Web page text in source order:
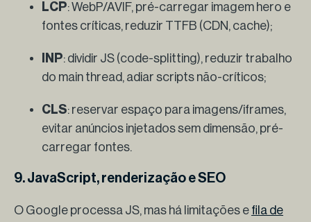
LCP: WebP/AVIF, pré-carregar imagem hero e
fontes críticas, reduzir TTFB (CDN, cache);
INP: dividir JS (code-splitting), reduzir trabalho
do main thread, adiar scripts não-críticos;
CLS: reservar espaço para imagens/iframes,
evitar anúncios injetados sem dimensão, pré-
carregar fontes.
9. JavaScript, renderização e SEO
O Google processa JS, mas há limitações e fila de